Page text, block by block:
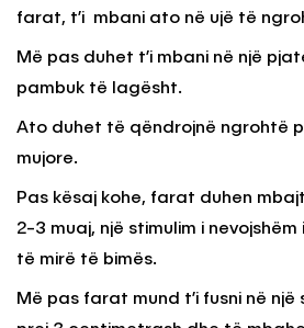
farat, t’i mbani ato në ujë të
Më pas duhet t’i mbani në një
pambuk të lagësht.
Ato duhet të qëndrojnë ngrohtë
mujore.
Pas kësaj kohe, farat duhen
2-3 muaj, një stimulim i
të mirë të bimës.
Më pas farat mund t’i fusni në një